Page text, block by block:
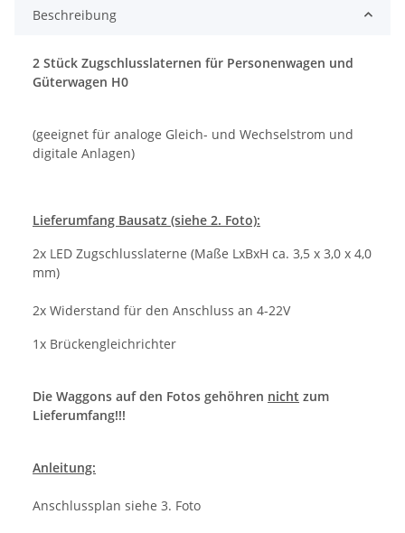
Beschreibung
2 Stück Zugschlusslaternen für Personenwagen und
Güterwagen H0
(geeignet für analoge Gleich- und Wechselstrom und
digitale Anlagen)
Lieferumfang Bausatz (siehe 2. Foto):
2x LED Zugschlusslaterne (Maße LxBxH ca. 3,5 x 3,0 x 4,0
mm)
2x Widerstand für den Anschluss an 4-22V
1x Brückengleichrichter
Die Waggons auf den Fotos gehöhren nicht zum
Lieferumfang!!!
Anleitung:
Anschlussplan siehe 3. Foto